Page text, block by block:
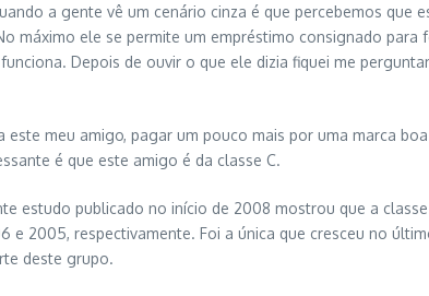
a gente vê um cenário cinza é que percebemos que
máximo ele se permite um empréstimo consignado para
Depois de ouvir o que ele dizia fiquei me
meu amigo, pagar um pouco mais por uma marca
é que este amigo é da classe C.
estudo publicado no início de 2008 mostrou que a
2005, respectivamente. Foi a única que cresceu no
deste grupo.